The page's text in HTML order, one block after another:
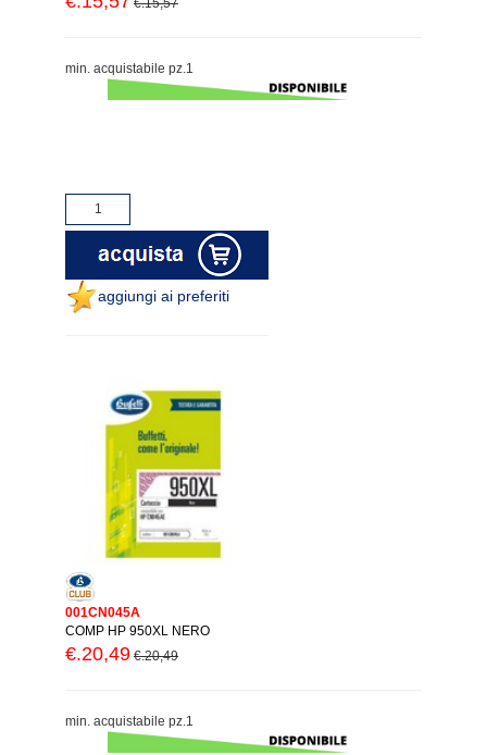
min. acquistabile pz.1
aggiungi ai preferiti
001CN045A
COMP HP 950XL NERO
€.20,49 €.20,49
min. acquistabile pz.1